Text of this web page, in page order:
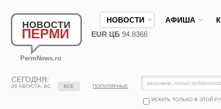
НОВОСТИ
ПЕРМИ
PermNews.ru
НОВОСТИ АФИША
EUR ЦБ 94.8366
СЕГОДНЯ:
09 АВГУСТА, ВС
ИСКАТЬ ТОЛЬКО В ЭТОЙ
ВСЕ ПОПУЛЯРНЫЕ